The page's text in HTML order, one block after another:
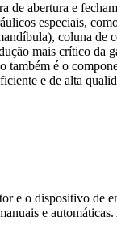
de abertura e
especiais,
coluna de
mais crítico
é o
e de alta
e o dispositivo de
e